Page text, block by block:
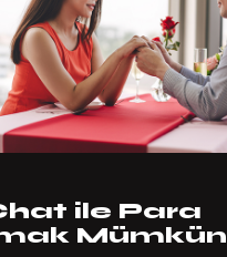
ile Para
Mümkün